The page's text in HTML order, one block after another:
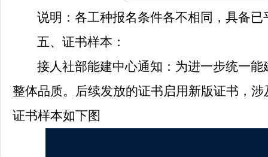
说明：各工种报名条件各不相同，具备已
五、证书样本：
接人社部能建中心通知：为进一步统一
整体品质。后续发放的证书启用新版证书，
证书样本如下图